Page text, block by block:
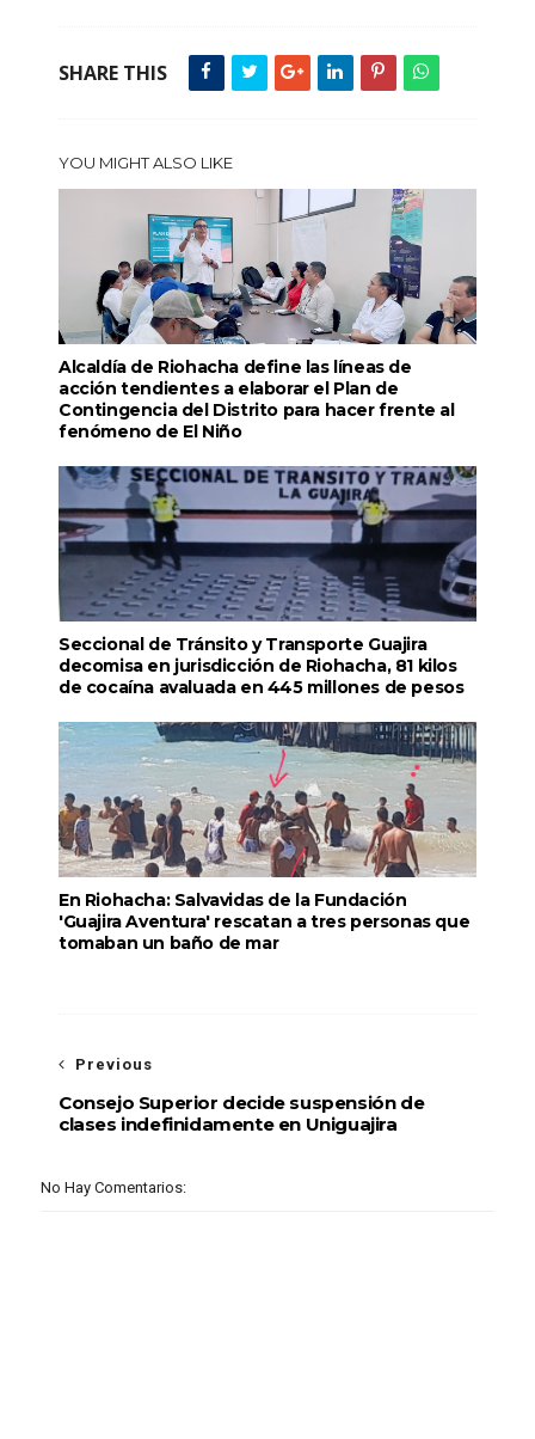
SHARE THIS
YOU MIGHT ALSO LIKE
Alcaldía de Riohacha define las líneas de
acción tendientes a elaborar el Plan de
Contingencia del Distrito para hacer frente al
fenómeno de El Niño
Seccional de Tránsito y Transporte Guajira
decomisa en jurisdicción de Riohacha, 81 kilos
de cocaína avaluada en 445 millones de pesos
En Riohacha: Salvavidas de la Fundación
'Guajira Aventura' rescatan a tres personas que
tomaban un baño de mar
Previous
Consejo Superior decide suspensión de
clases indefinidamente en Uniguajira
No Hay Comentarios: